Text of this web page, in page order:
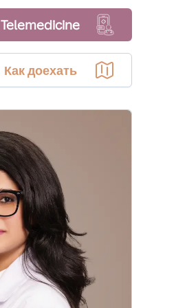
Telemedicine
Как доехать